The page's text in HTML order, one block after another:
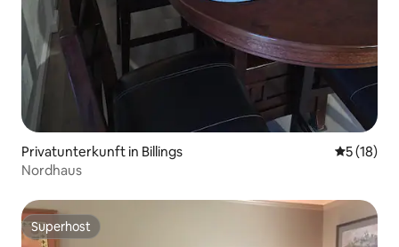
Privatunterkunft in Billings
5 (18)
Nordhaus
Superhost
Superhost